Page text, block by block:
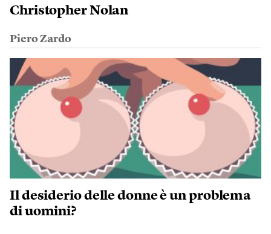
Christopher Nolan
Piero Zardo
Il desiderio delle donne è un problema
di uomini?